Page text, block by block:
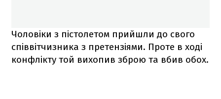
Чоловіки з пістолетом прийшли до свого
співвітчизника з претензіями. Проте в ході
конфлікту той вихопив зброю та вбив обох.